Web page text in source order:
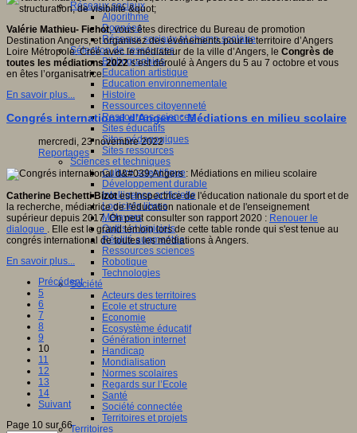
Réseaux sociaux
Algorithme
Données
Réseaux sociaux et champ scolaire
Sélection de ressources
Bibliographies
Education artistique
Education environnementale
Histoire
Ressources citoyenneté
Ressources sciences
Sites éducatifs
Sites pédagogiques
Sites ressources
Sciences et techniques
Culture scientifique
Développement durable
Intelligence artificielle
Logiciels libres
Métavers
Outils et logiciels
Réalité augmentée
Ressources sciences
Robotique
Technologies
Société
Acteurs des territoires
Ecole et structure
Economie
Ecosystème éducatif
Génération internet
Handicap
Mondialisation
Normes scolaires
Regards sur l’Ecole
Santé
Société connectée
Territoires et projets
Territoires
Valérie Mathieu- Fichot, vous êtes directrice du Bureau de promotion
Destination Angers, et organisez des événements pour le territoire d’Angers
Loire Métropole. Créé avec le médiateur de la ville d’Angers, le Congrès de
toutes les médiations 2022s’est déroulé à Angers du 5 au 7 octobre et vous
en êtes l’organisatrice.
En savoir plus...
Congrés international d'Angers : Médiations en milieu scolaire
mercredi, 23 novembre 2022
Reportages
Catherine Bechetti Bizot est Inspectrice de l'éducation nationale du sport et de
la recherche, médiatrice de l'éducation nationale et de l'enseignement
supérieur depuis 2017. On peut consulter son rapport 2020 : Renouer le
dialogue
. Elle est le grand témoin lors de cette table ronde qui s'est tenue au
congrés international de toutes les médiations à Angers.
En savoir plus...
Précédent
5
6
7
8
9
10
11
12
13
14
Suivant
Page 10 sur 66